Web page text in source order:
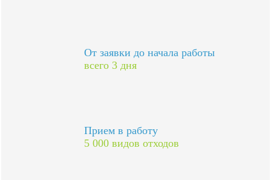
От заявки до начала работы
всего 3 дня
Прием в работу
5 000 видов отходов